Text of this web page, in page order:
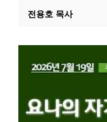
전용호 목사